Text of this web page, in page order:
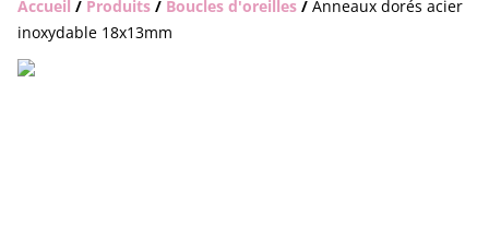
Accueil / Produits / Boucles d'oreilles / Anneaux dorés acier
inoxydable 18x13mm